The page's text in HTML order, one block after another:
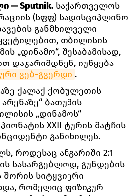
— Sputnik. საქართველოს
(სფფ) სადისციპლინო
განმხილველი
თბილისის
„დინამო“, შესაბამისად,
დაჯარიმდნენ, იუწყება
ვებ-გვერდი .
ქალაქ ქობულეთის
ბათუმის
„დინამოს“
XXII ტურის მატჩის
განიხილეს.
როდესაც ანგარიში 2:1
სასარგებლოდ, გუნდების
შორის სიტყვიერი
რომელიც ფიზიკურ